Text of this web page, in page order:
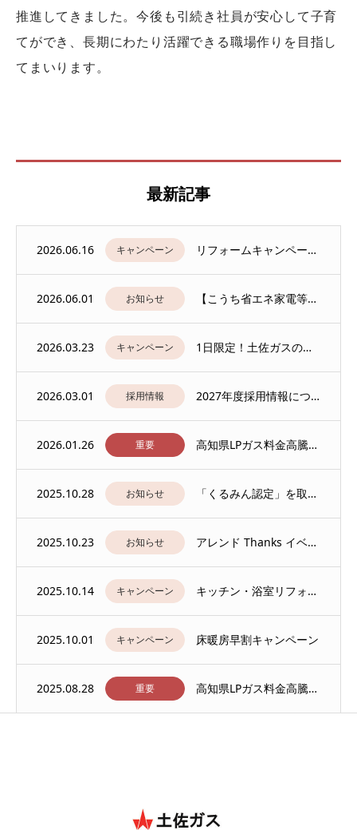
推進してきました。今後も引続き社員が安心して子育
てができ、長期にわたり活躍できる職場作りを目指し
てまいります。
最新記事
2026.06.16 キャンペーン リフォームキャンペーンのお知らせ
2026.06.01 お知らせ 【こうち省エネ家電等購入応援キャンペーン】について
2026.03.23 キャンペーン 1日限定！土佐ガスの出前展示会
2026.03.01 採用情報 2027年度採用情報について
2026.01.26 重要 高知県LPガス料金高騰対策支援事業のお知らせ
2025.10.28 お知らせ 「くるみん認定」を取得しました
2025.10.23 お知らせ アレンド Thanks イベント開催のご案内
2025.10.14 キャンペーン キッチン・浴室リフォームキャンペーン開催のご案内
2025.10.01 キャンペーン 床暖房早割キャンペーン
2025.08.28 重要 高知県LPガス料金高騰対策支援事業のお知らせ